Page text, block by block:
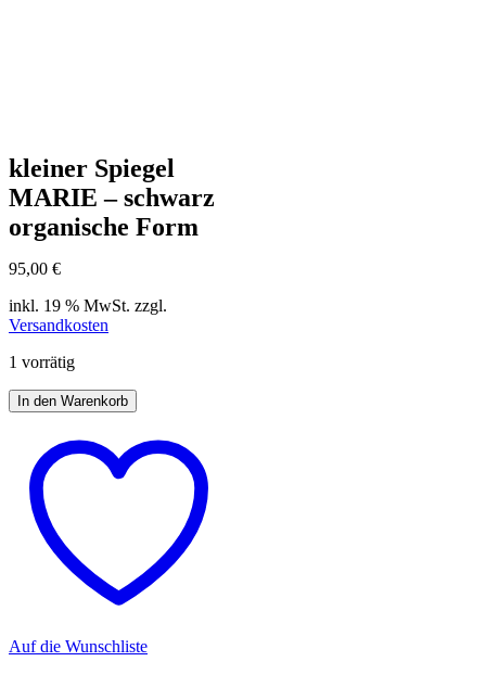
kleiner Spiegel
MARIE – schwarz
organische Form
95,00 €
inkl. 19 % MwSt. zzgl.
Versandkosten
1 vorrätig
In den Warenkorb
Auf die Wunschliste